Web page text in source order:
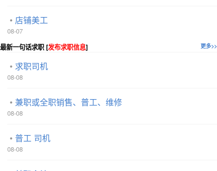
店铺美工
08-07
更多>>
最新一句话求职 [发布求职信息]
求职司机
08-08
兼职或全职销售、普工、维修
08-08
普工 司机
08-08